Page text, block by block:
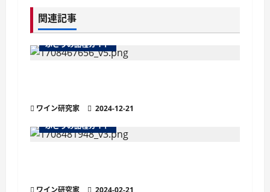
ー
シ
ョ
関連記事
ぶどうの品種ガイド
ワイン研究家
2024-12-21
ぶどうの品種ガイド
ワイン研究家
2024-02-21